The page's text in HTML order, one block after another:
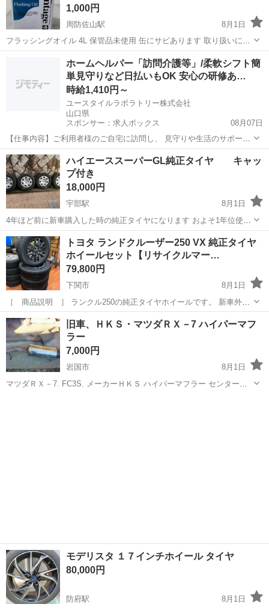
1,000円
周防佐山駅
8月1日
フラッシングオイル 4L 保管品未使用 缶にサビあります 取り扱いに詳
しい方に 現物見て決めてください！ プロフィール確認して お問い合
メンテナンス用品 懐中電灯
ホームヘルパー「訪問介護等」/柔軟シフト簡
単見守りなど日払いもOK 安心の研修あ…
時給1,410円～
ユースタイルラボラトリー株式会社
山口県
スポンサー：求人ボックス
08月07日
【仕事内容】ご利用者様のご自宅に訪問し、 見守りや生活のサポート
を行う 訪問介護のお仕事です! 未経験から始める方が8割です! 具体的
な内容 ・見守り ・食事介助 ・身の回りの整理整頓 ・洗濯物の片付け
・痰の吸引 ・身体を清潔に...
アルバイト・パート
ハイエーススーパーGL純正タイヤ キャッ
プ付き
18,000円
宇部駅
8月1日
4年ほど前に新車購入した時の純正タイヤになります およそ1年位使用
しました。 まだまだ使用可能と思います。 写真にて判断宜しくお願い
致します。 【傷などの状態】とくに目立った傷はありません。 【アピ
ールポイント】状態はいいの...
山口 宇部市 宇部駅 タイヤ、ホイール
トヨタ ランドクルーザー250 VX 純正タイヤ
ホイールセット【リサイクルマー…
79,800円
下関市
8月1日
［ 商品説明 ］ ランクル250の純正タイヤホイールです。 新車外し
ではありませんが、走行少なめの美品です。 表面に目立った傷なし、
内リムに取り外し時につけたと思われる軽い傷があります。 純正ナッ
トが付属しています。...
山口 下関市 タイヤ、ホイール タイヤ
旧車、ＨＫＳ・マツダＲＸ－7 ハイパーマフ
ラー
7,000円
岩国市
8月1日
マツダＲＸ－7. FC3S. メーカーＨＫＳ ハイパーマフラー センターパ
モデリスタ １７インチホイール タイヤ
80,000円
防府駅
8月1日